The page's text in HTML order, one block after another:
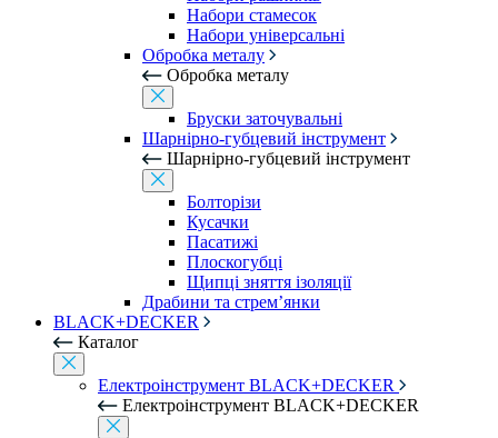
Набори стамесок
Набори універсальні
Обробка металу
Обробка металу
Бруски заточувальні
Шарнірно-губцевий інструмент
Шарнірно-губцевий інструмент
Болторізи
Кусачки
Пасатижі
Плоскогубці
Щипці зняття ізоляції
Драбини та стрем’янки
BLACK+DECKER
Каталог
Електроінструмент BLACK+DECKER
Електроінструмент BLACK+DECKER